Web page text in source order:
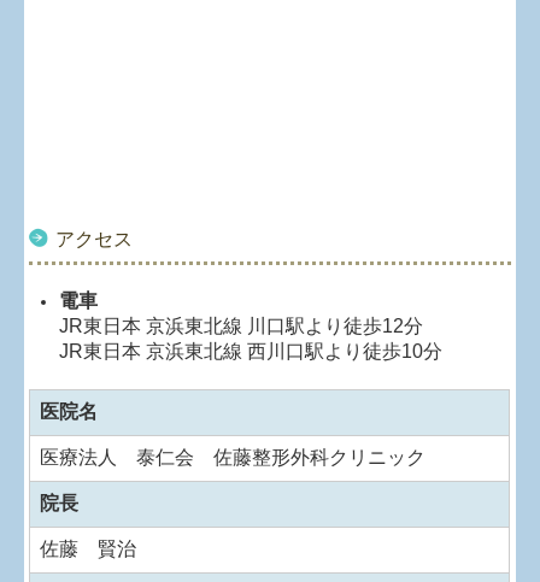
アクセス
電車
JR東日本 京浜東北線 川口駅より徒歩12分
JR東日本 京浜東北線 西川口駅より徒歩10分
医院名
医療法人 泰仁会 佐藤整形外科クリニック
院長
佐藤 賢治